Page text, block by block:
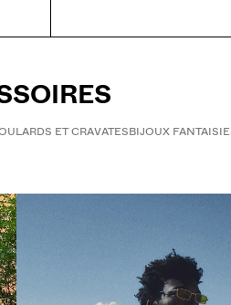
ET CRAVATESBIJOUX FANTAISIE